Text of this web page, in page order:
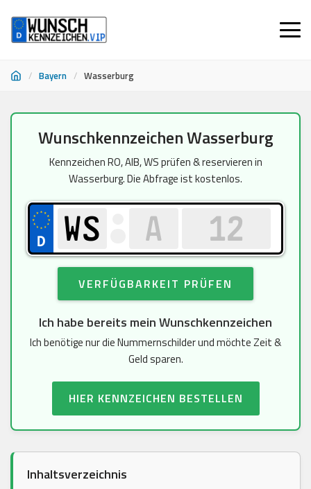
/ Bayern / Wasserburg
Wunschkennzeichen Wasserburg
Kennzeichen RO, AIB, WS prüfen & reservieren in
Wasserburg. Die Abfrage ist kostenlos.
VERFÜGBARKEIT PRÜFEN
Ich habe bereits mein Wunschkennzeichen
Ich benötige nur die Nummernschilder und möchte Zeit &
Geld sparen.
HIER KENNZEICHEN BESTELLEN
Inhaltsverzeichnis